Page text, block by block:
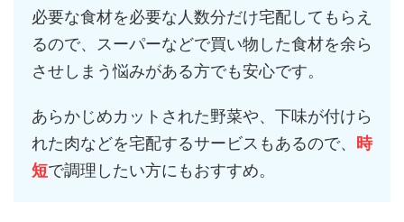
必要な食材を必要な人数分だけ宅配してもらえ
るので、スーパーなどで買い物した食材を余ら
させしまう悩みがある方でも安心です。
あらかじめカットされた野菜や、下味が付けら
れた肉などを宅配するサービスもあるので、
時
短で調理したい方にもおすすめ。